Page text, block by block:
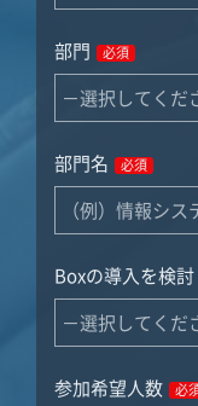
部門 必須
部門名 必須
Boxの導入を検
参加希望人数 必